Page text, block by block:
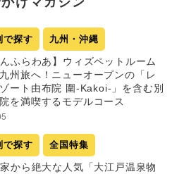
で探す 九州・沖縄
ふらわあ】ウィズペットルーム
州旅へ！ニューオープンの「レ
ート由布院 圍-Kakoi-」を含む別
を満喫するモデルコース
で探す 全国特集
から絶大な人気「大江戸温泉物